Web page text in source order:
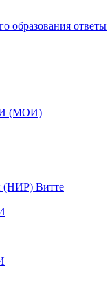
образования ответы
(МОИ)
(НИР) Витте